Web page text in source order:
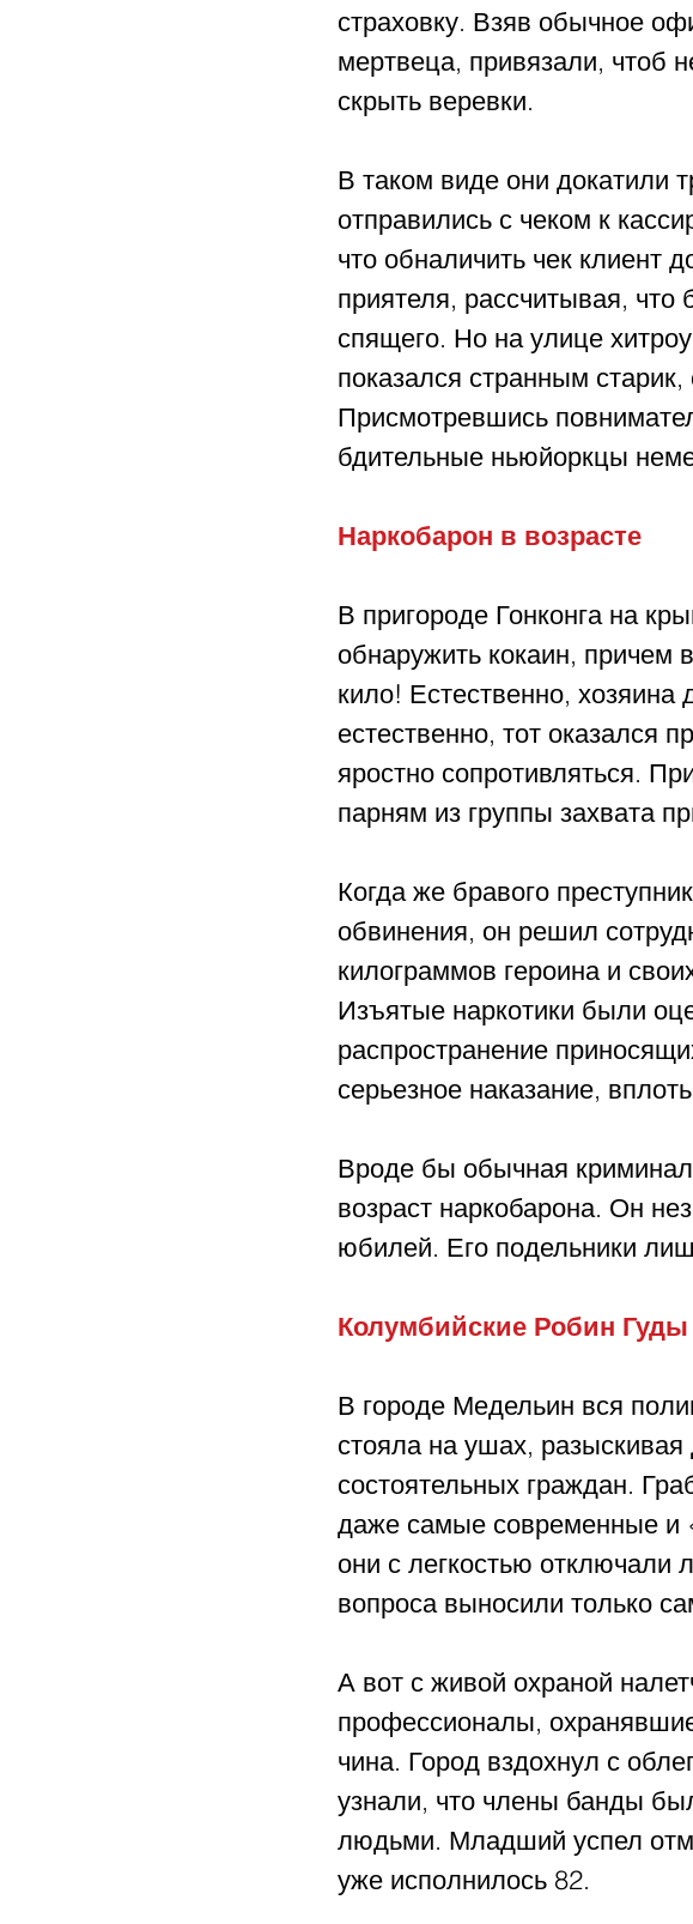
страховку. Взяв обычное
мертвеца, привязали, чтоб
скрыть веревки.
В таком виде они докатили
отправились с чеком к
что обналичить чек клиент
приятеля, рассчитывая, что
спящего. Но на улице
показался странным
Присмотревшись
бдительные ньюйоркцы
Наркобарон в возрасте
В пригороде Гонконга на
обнаружить кокаин, причем
кило! Естественно,
естественно, тот оказался
яростно сопротивляться.
парням из группы захвата
Когда же бравого
обвинения, он решил
килограммов героина и
Изъятые наркотики были
распространение
серьезное наказание,
Вроде бы обычная
возраст наркобарона. Он
юбилей. Его подельники
Колумбийские Робин Гуды
В городе Медельин вся
стояла на ушах,
состоятельных граждан.
даже самые современные и
они с легкостью
вопроса выносили только
А вот с живой охраной
профессионалы,
чина. Город вздохнул с
узнали, что члены банды
людьми. Младший успел
уже исполнилось 82.